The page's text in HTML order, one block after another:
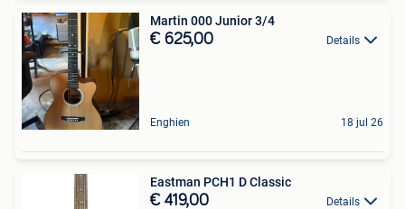
Martin 000 Junior 3/4
€ 625,00 Details
Enghien 18 jul 26
Eastman PCH1 D Classic
€ 419,00 Details